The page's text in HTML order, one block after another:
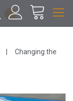
1
Changing the